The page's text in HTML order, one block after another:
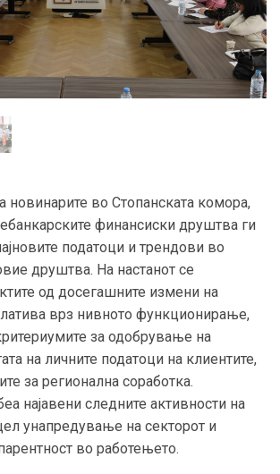
новинарите во Стопанската комора,
финансиски друштва ги
податоци и трендови во
друштва. На настанот се
од досегашните измени на
врз нивното функционирање,
за одобрување на
на личните податоци на клиентите,
за регионална соработка.
најавени следните активности на
унапредување на секторот и
во работењето.